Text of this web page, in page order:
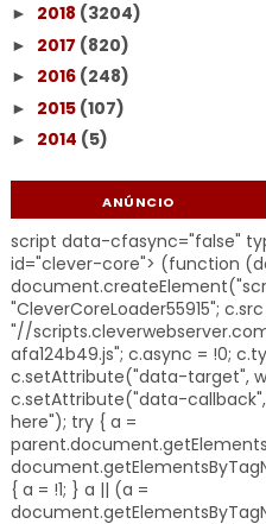
► 2018 (3204)
► 2017 (820)
► 2016 (248)
► 2015 (107)
► 2014 (5)
ANÚNCIO
script data-cfasync="false"
id="clever-core"> (function
"CleverCoreLoader55915";
"//
afa124b49.js"; c.async = !0;
c.setAttribute("data-target",
c.setAttribute("data-
here"); try { a =
{ a = !1; } a || (a =